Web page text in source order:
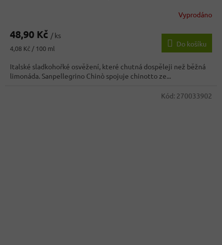
Vyprodáno
48,90 Kč / ks
Měrná
4,08 Kč / 100 ml
Do košíku
Italské sladkohořké osvěžení, které chutná dospěleji než běžná
limonáda. Sanpellegrino Chinò spojuje chinotto ze...
Kód: 270033902